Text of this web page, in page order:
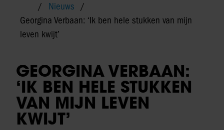
Nieuws
Georgina Verbaan: ‘Ik ben hele stukken van mijn
leven kwijt’
GEORGINA VERBAAN:
‘IK BEN HELE STUKKEN
VAN MIJN LEVEN
KWIJT’